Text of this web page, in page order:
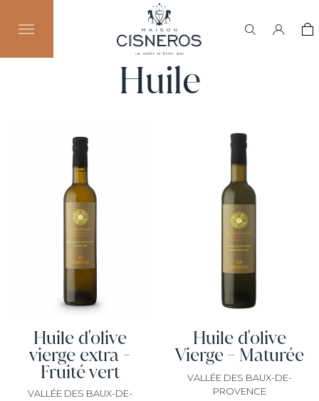
Huile
Huile d'olive
vierge extra -
Fruité vert
VALLÉE DES BAUX-DE-
Huile d'olive
Vierge - Maturée
VALLÉE DES BAUX-DE-
PROVENCE